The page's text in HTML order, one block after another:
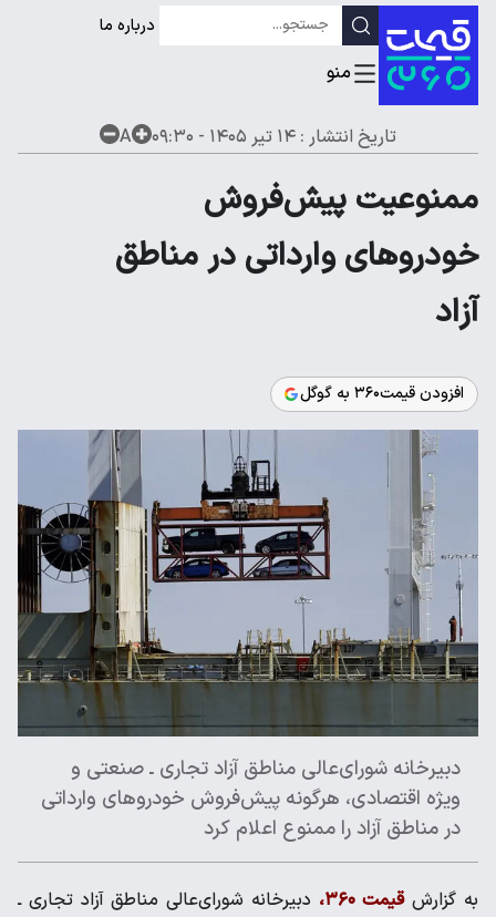
درباره ما
تاریخ انتشار : ۱۴ تیر ۱۴۰۵ - ۰۹:۳۰ A
ممنوعیت پیش‌فروش
خودروهای وارداتی در مناطق
آزاد
افزودن قیمت۳۶۰ به گوگل
دبیرخانه شورای‌عالی مناطق آزاد تجاری ـ صنعتی و
ویژه اقتصادی، هرگونه پیش‌فروش خودروهای وارداتی
در مناطق آزاد را ممنوع اعلام کرد
به گزارشقیمت ۳۶۰،
دبیرخانه شورای‌عالی مناطق آزاد تجاری ـ